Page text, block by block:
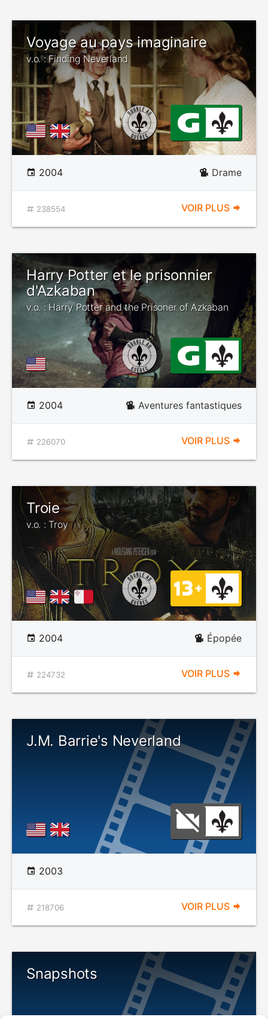
Voyage au pays imaginaire
v.o. : Finding Neverland
2004 Drame
238554 VOIR PLUS
Harry Potter et le prisonnier
d'Azkaban
v.o. : Harry Potter and the Prisoner of Azkaban
2004 Aventures fantastiques
226070 VOIR PLUS
Troie
v.o. : Troy
2004 Épopée
224732 VOIR PLUS
J.M. Barrie's Neverland
2003
218706 VOIR PLUS
Snapshots